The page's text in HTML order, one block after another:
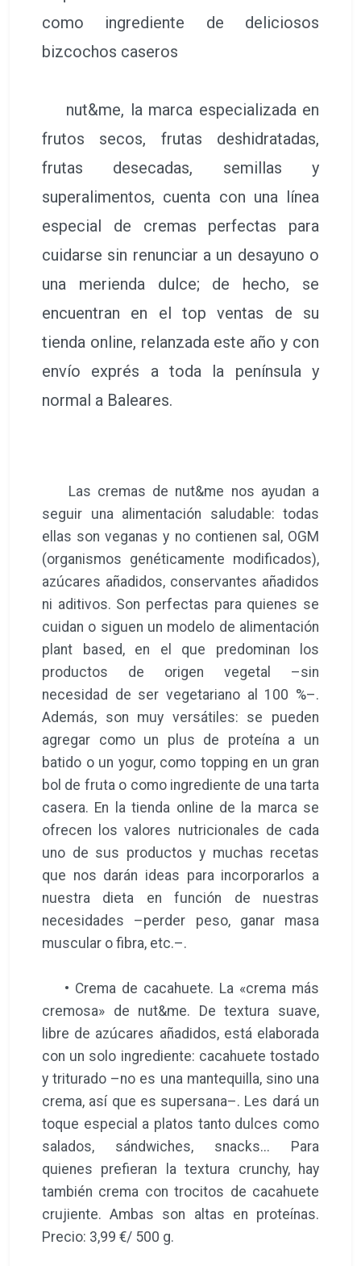
como ingrediente de deliciosos
bizcochos caseros
nut&me, la marca especializada en
frutos secos, frutas deshidratadas,
frutas desecadas, semillas y
superalimentos, cuenta con una línea
especial de cremas perfectas para
cuidarse sin renunciar a un desayuno o
una merienda dulce; de hecho, se
encuentran en el top ventas de su
tienda online, relanzada este año y con
envío exprés a toda la península y
normal a Baleares.
Las cremas de nut&me nos ayudan a
seguir una alimentación saludable: todas
ellas son veganas y no contienen sal, OGM
(organismos genéticamente modificados),
azúcares añadidos, conservantes añadidos
ni aditivos. Son perfectas para quienes se
cuidan o siguen un modelo de alimentación
plant based, en el que predominan los
productos de origen vegetal –sin
necesidad de ser vegetariano al 100 %–.
Además, son muy versátiles: se pueden
agregar como un plus de proteína a un
batido o un yogur, como topping en un gran
bol de fruta o como ingrediente de una tarta
casera. En la tienda online de la marca se
ofrecen los valores nutricionales de cada
uno de sus productos y muchas recetas
que nos darán ideas para incorporarlos a
nuestra dieta en función de nuestras
necesidades –perder peso, ganar masa
muscular o fibra, etc.–.
• Crema de cacahuete. La «crema más
cremosa» de nut&me. De textura suave,
libre de azúcares añadidos, está elaborada
con un solo ingrediente: cacahuete tostado
y triturado –no es una mantequilla, sino una
crema, así que es supersana–. Les dará un
toque especial a platos tanto dulces como
salados, sándwiches, snacks... Para
quienes prefieran la textura crunchy, hay
también crema con trocitos de cacahuete
crujiente. Ambas son altas en proteínas.
Precio: 3,99 €/ 500 g.